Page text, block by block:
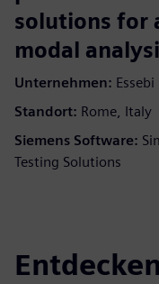
solutions for
modal
Unternehmen: Essebi
Standort: Rome, Italy
Siemens Software:
Testing Solutions